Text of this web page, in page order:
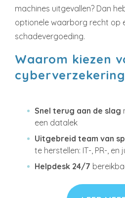
machines uitgevallen? Dan
optionele waarborg recht op
schadevergoeding.
Waarom kiezen
cyberverzekering
Snel terug aan de slag
een datalek
Uitgebreid team van
te herstellen: IT-, PR-,
Helpdesk 24/7